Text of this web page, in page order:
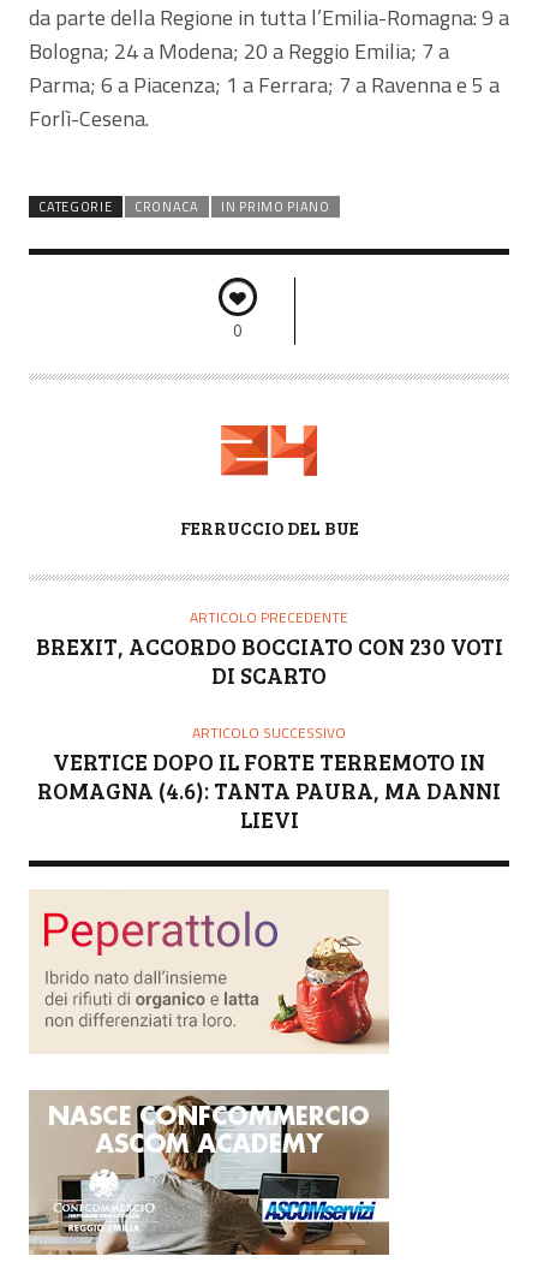
da parte della Regione in tutta l’Emilia-Romagna: 9 a
Bologna; 24 a Modena; 20 a Reggio Emilia; 7 a
Parma; 6 a Piacenza; 1 a Ferrara; 7 a Ravenna e 5 a
Forlì-Cesena.
CATEGORIE CRONACA IN PRIMO PIANO
0
T
R
FERRUCCIO DEL BUE
ARTICOLO PRECEDENTE
BREXIT, ACCORDO BOCCIATO CON 230 VOTI
DI SCARTO
ARTICOLO SUCCESSIVO
VERTICE DOPO IL FORTE TERREMOTO IN
ROMAGNA (4.6): TANTA PAURA, MA DANNI
LIEVI